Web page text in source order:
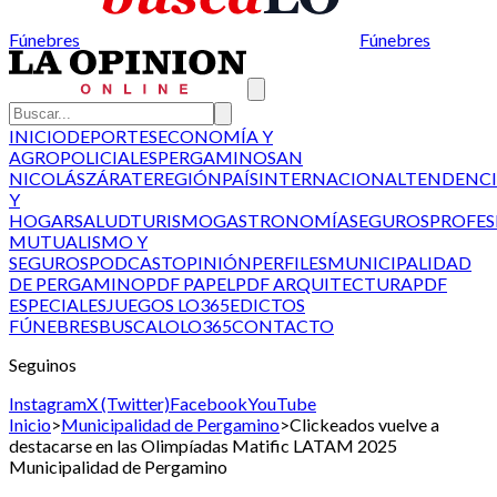
Fúnebres Fúnebres
INICIODEPORTESECONOMÍA Y
AGROPOLICIALESPERGAMINOSAN
NICOLÁSZÁRATEREGIÓNPAÍSINTERNACIONAL
Y
HOGARSALUDTURISMOGASTRONOMÍASEGUROS
MUTUALISMO Y
SEGUROSPODCASTOPINIÓNPERFILESMUNICIPALIDAD
DE PERGAMINOPDF PAPELPDF ARQUITECTURAPDF
ESPECIALESJUEGOS LO365EDICTOS
FÚNEBRESBUSCALOLO365CONTACTO
Seguinos
InstagramX (Twitter)FacebookYouTube
Inicio>Municipalidad de Pergamino>Clickeados vuelve a
destacarse en las Olimpíadas Matific LATAM 2025
Municipalidad de Pergamino